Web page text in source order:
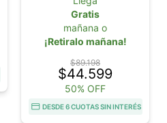
Gratis
mañana o
¡Retiralo mañana!
$89.198
$44.599
50% OFF
DESDE 6 CUOTAS SIN INTERÉS